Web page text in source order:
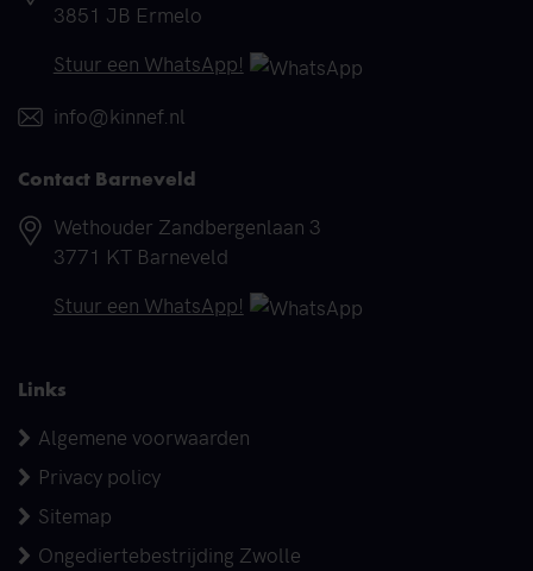
3851 JB Ermelo
Telefoonnummer
Stuur een WhatsApp!
E-mail
info@kinnef.nl
Contact Barneveld
Adres
Wethouder Zandbergenlaan 3
3771 KT Barneveld
Telefoonnummer
Stuur een WhatsApp!
Links
Algemene voorwaarden
Privacy policy
Sitemap
Ongediertebestrijding Zwolle